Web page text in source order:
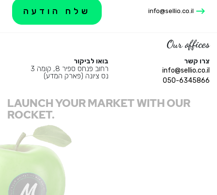
info@sellio.co.il
Our offices
צרו קשר
info@sellio.co.il
050-6345866
בואו לביקור
רחוב פנחס ספיר 8, קומה 3
נס ציונה (פארק המדע)
LAUNCH YOUR MARKET WITH OUR
ROCKET.